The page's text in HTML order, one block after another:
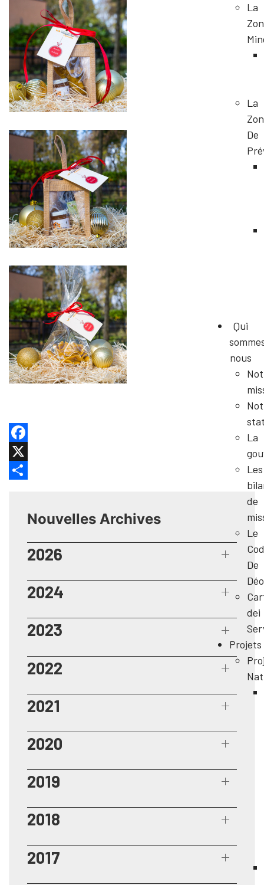
La
La
De
Qui
nous
La
Les
de
Le
De
dei
Projets
Facebook
X
Nouvelles Archives
2026
2024
2023
2022
2021
2020
2019
2018
2017